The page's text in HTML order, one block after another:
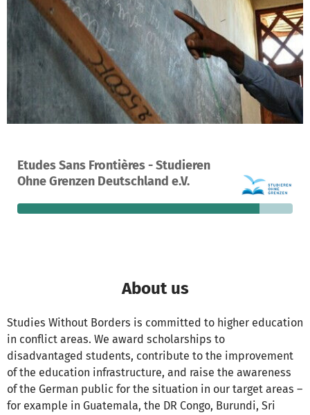
Etudes Sans Frontières - Studieren
Ohne Grenzen Deutschland e.V.
A project in Konstanz, Germany
482 88% €2,981
still needed
About us
Studies Without Borders is committed to higher education
in conflict areas. We award scholarships to
disadvantaged students, contribute to the improvement
of the education infrastructure, and raise the awareness
of the German public for the situation in our target areas –
for example in Guatemala, the DR Congo, Burundi, Sri